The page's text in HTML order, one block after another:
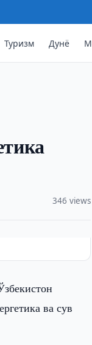
Туризм Дунё
346 views
ва сув